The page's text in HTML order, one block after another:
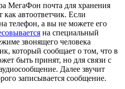
МегаФон почта для хранения
как автоответчик. Если
телефон, а вы не можете его
на специальный
звонящего человека
который сообщает о том, что в
быть принят, но для связи с
Далее звучит
записывается сообщение.